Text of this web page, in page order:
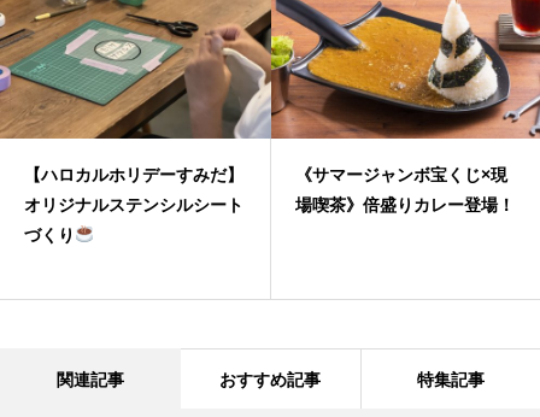
【ハロカルホリデーすみだ】
オリジナルステンシルシート
づくり
《サマージャンボ宝くじ×現
場喫茶》倍盛りカレー登場！
関連記事 おすすめ記事 特集記事